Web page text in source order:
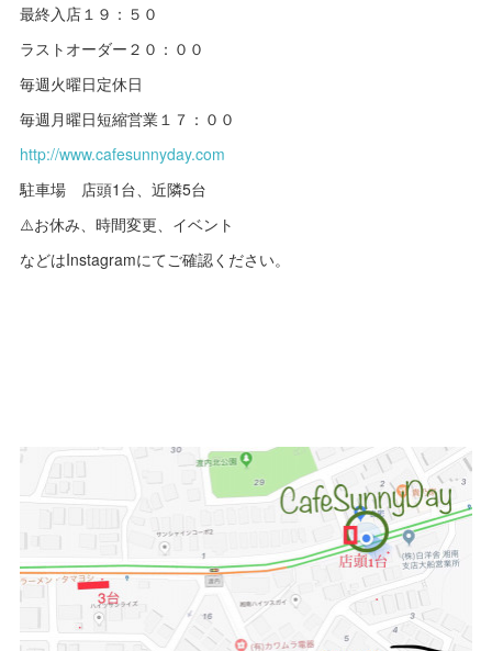
最終入店１９：５０
ラストオーダー２０：００
毎週火曜日定休日
毎週月曜日短縮営業１７：００
http://www.cafesunnyday.com
駐車場 店頭1台、近隣5台
⚠️お休み、時間変更、イベント
などはInstagramにてご確認ください。